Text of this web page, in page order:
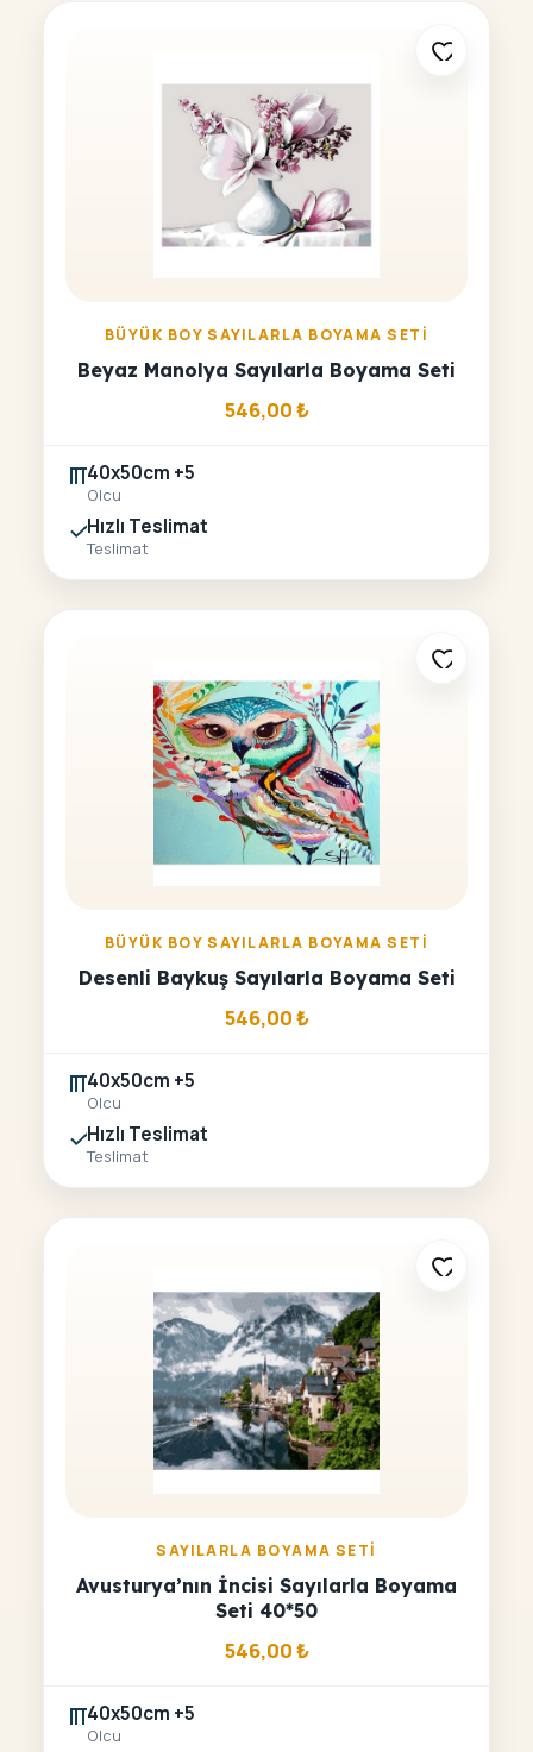
BÜYÜK BOY SAYILARLA BOYAMA SETI
Beyaz Manolya Sayılarla Boyama Seti
546,00₺
40x50cm +5
Olcu
Hızlı Teslimat
Teslimat
BÜYÜK BOY SAYILARLA BOYAMA SETI
Desenli Baykuş Sayılarla Boyama Seti
546,00₺
40x50cm +5
Olcu
Hızlı Teslimat
Teslimat
SAYILARLA BOYAMA SETI
Avusturya’nın İncisi Sayılarla Boyama
Seti 40*50
546,00₺
40x50cm +5
Olcu